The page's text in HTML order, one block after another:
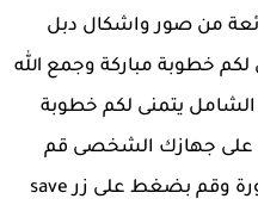
من صور واشكال دبل
لكم خطوبة مباركة وجمع الله
الشامل يتمنى لكم خطوبة
على جهازك الشخصى قم
بضغط كليك شمال على الصورة وقم بضغط على زر save